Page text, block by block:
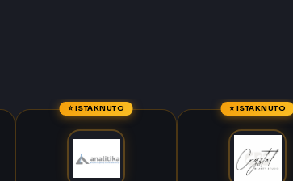
⭐ ISTAKNUTO ⭐ ISTAKNUTO